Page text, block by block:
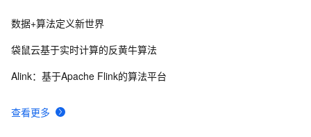
查看更多
数据+算法定义新世界
袋鼠云基于实时计算的反黄牛算法
Alink：基于Apache Flink的算法平台